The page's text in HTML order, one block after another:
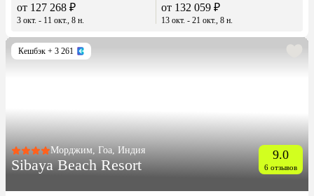
от 127 268 ₽
3 окт. - 11 окт., 8 н.
от 132 059 ₽
13 окт. - 21 окт., 8 н.
Кешбэк + 3 261
Морджим, Гоа, Индия
Sibaya Beach Resort
9.0
6 отзывов